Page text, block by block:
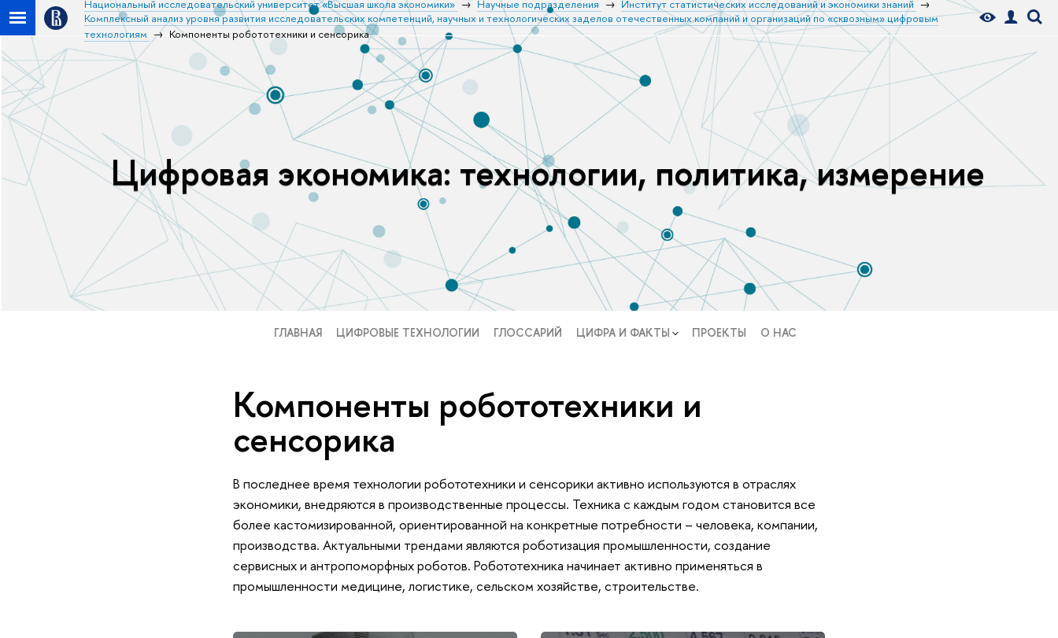
Национальный исследовательский университет «Высшая школа экономики» Научные подразделения
Институт статистических исследований и экономики знаний
Комплексный анализ уровня развития исследовательских компетенций, научных и технологических заделов отечественных компаний и организаций по «сквозным» цифровым
технологиям
Компоненты робототехники и сенсорика
Цифровая экономика: технологии, политика, измерение
ГЛАВНАЯ ЦИФРОВЫЕ ТЕХНОЛОГИИ ГЛОССАРИЙ ЦИФРА И ФАКТЫ ПРОЕКТЫ О НАС
Компоненты робототехники и
сенсорика
В последнее время технологии робототехники и сенсорики активно используются в отраслях
экономики, внедряются в производственные процессы. Техника с каждым годом становится все
более кастомизированной, ориентированной на конкретные потребности – человека, компании,
производства. Актуальными трендами являются роботизация промышленности, создание
сервисных и антропоморфных роботов. Робототехника начинает активно применяться в
промышленности медицине, логистике, сельском хозяйстве, строительстве.